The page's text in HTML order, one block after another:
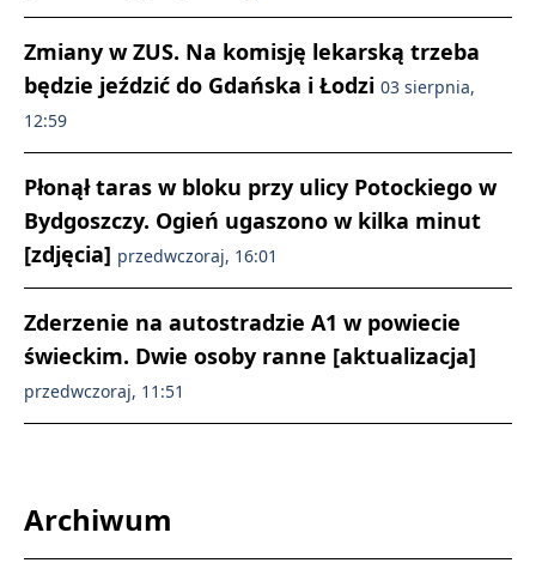
Zmiany w ZUS. Na komisję lekarską trzeba
będzie jeździć do Gdańska i Łodzi 03 sierpnia,
12:59
Płonął taras w bloku przy ulicy Potockiego w
Bydgoszczy. Ogień ugaszono w kilka minut
[zdjęcia] przedwczoraj, 16:01
Zderzenie na autostradzie A1 w powiecie
świeckim. Dwie osoby ranne [aktualizacja]
przedwczoraj, 11:51
Archiwum